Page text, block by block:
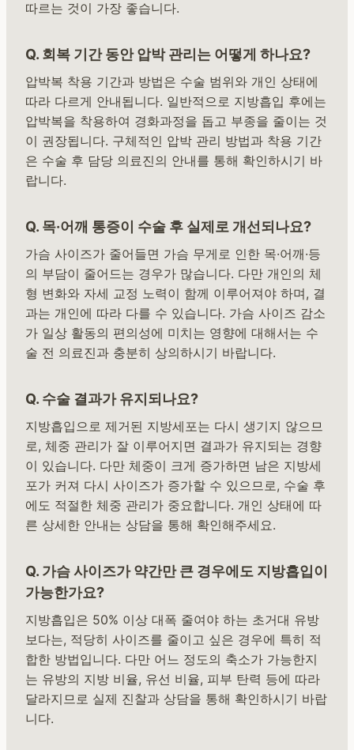
따르는 것이 가장 좋습니다.
Q. 회복 기간 동안 압박 관리는 어떻게 하나요?
압박복 착용 기간과 방법은 수술 범위와 개인 상태에
따라 다르게 안내됩니다. 일반적으로 지방흡입 후에는
압박복을 착용하여 경화과정을 돕고 부종을 줄이는 것
이 권장됩니다. 구체적인 압박 관리 방법과 착용 기간
은 수술 후 담당 의료진의 안내를 통해 확인하시기 바
랍니다.
Q. 목·어깨 통증이 수술 후 실제로 개선되나요?
가슴 사이즈가 줄어들면 가슴 무게로 인한 목·어깨·등
의 부담이 줄어드는 경우가 많습니다. 다만 개인의 체
형 변화와 자세 교정 노력이 함께 이루어져야 하며, 결
과는 개인에 따라 다를 수 있습니다. 가슴 사이즈 감소
가 일상 활동의 편의성에 미치는 영향에 대해서는 수
술 전 의료진과 충분히 상의하시기 바랍니다.
Q. 수술 결과가 유지되나요?
지방흡입으로 제거된 지방세포는 다시 생기지 않으므
로, 체중 관리가 잘 이루어지면 결과가 유지되는 경향
이 있습니다. 다만 체중이 크게 증가하면 남은 지방세
포가 커져 다시 사이즈가 증가할 수 있으므로, 수술 후
에도 적절한 체중 관리가 중요합니다. 개인 상태에 따
른 상세한 안내는 상담을 통해 확인해주세요.
Q. 가슴 사이즈가 약간만 큰 경우에도 지방흡입이
가능한가요?
지방흡입은 50% 이상 대폭 줄여야 하는 초거대 유방
보다는, 적당히 사이즈를 줄이고 싶은 경우에 특히 적
합한 방법입니다. 다만 어느 정도의 축소가 가능한지
는 유방의 지방 비율, 유선 비율, 피부 탄력 등에 따라
달라지므로 실제 진찰과 상담을 통해 확인하시기 바랍
니다.